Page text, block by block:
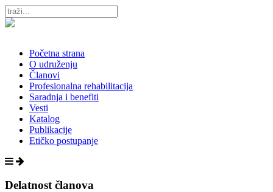
Početna strana
O udruženju
Članovi
Profesionalna rehabilitacija
Saradnja i benefiti
Vesti
Katalog
Publikacije
Etičko postupanje
Delatnost članova